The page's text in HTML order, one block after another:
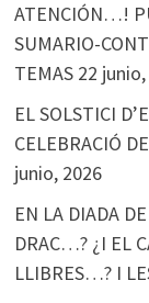
ATENCIÓN…!
SUMARIO-
TEMAS 22
EL SOLSTICI
CELEBRACIÓ
junio, 2026
EN LA DIADA
DRAC…? ¿I EL
LLIBRES…? I